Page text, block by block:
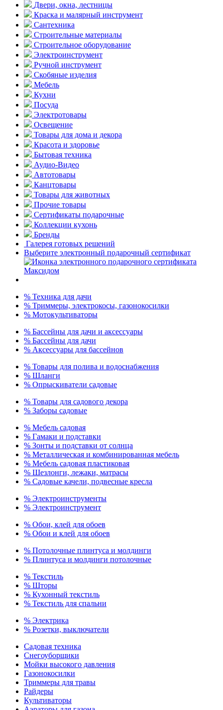
Двери, окна, лестницы
Краска и малярный инструмент
Сантехника
Строительные материалы
Строительное оборудование
Электроинструмент
Ручной инструмент
Скобяные изделия
Мебель
Кухни
Посуда
Электротовары
Освещение
Товары для дома и декора
Красота и здоровье
Бытовая техника
Аудио-Видео
Автотовары
Канцтовары
Товары для животных
Прочие товары
Сертификаты подарочные
Коллекции кухонь
Бренды
Галерея готовых решений
Выберите электронный подарочный сертификат
% Техника для дачи
% Триммеры, электрокосы, газонокосилки
% Мотокультиваторы
% Бассейны для дачи и аксессуары
% Бассейны для дачи
% Аксессуары для бассейнов
% Товары для полива и водоснабжения
% Шланги
% Опрыскиватели садовые
% Товары для садового декора
% Заборы садовые
% Мебель садовая
% Гамаки и подставки
% Зонты и подставки от солнца
% Металлическая и комбинированная мебель
% Мебель садовая пластиковая
% Шезлонги, лежаки, матрасы
% Садовые качели, подвесные кресла
% Электроинструменты
% Электроинструмент
% Обои, клей для обоев
% Обои и клей для обоев
% Потолочные плинтуса и молдинги
% Плинтуса и молдинги потолочные
% Текстиль
% Шторы
% Кухонный текстиль
% Текстиль для спальни
% Электрика
% Розетки, выключатели
Садовая техника
Снегоуборщики
Мойки высокого давления
Газонокосилки
Триммеры для травы
Райдеры
Культиваторы